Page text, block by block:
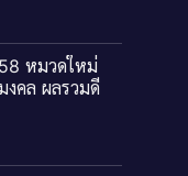
หมวดใหม่
คล ผลรวมดี